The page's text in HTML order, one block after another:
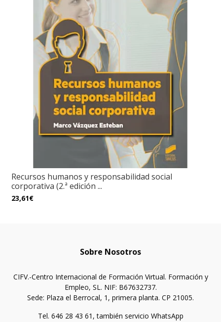
Recursos humanos y responsabilidad social
corporativa (2.ª edición ...
23,61€
Sobre Nosotros
CIFV.-Centro Internacional de Formación Virtual. Formación y
Empleo, SL. NIF: B67632737.
Sede: Plaza el Berrocal, 1, primera planta. CP 21005.
Tel. 646 28 43 61, también servicio WhatsApp